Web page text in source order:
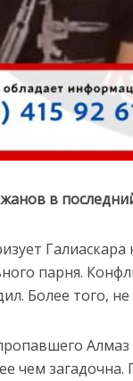
в
парня.
Более того,
Алмаз
чем